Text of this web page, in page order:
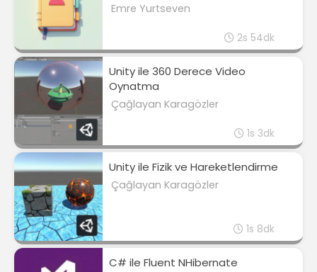
Emre Yurtseven
2s 54dk
Unity ile 360 Derece Video
Oynatma
Çağlayan Karagözler
1s 3dk
Unity ile Fizik ve Hareketlendirme
Çağlayan Karagözler
1s 8dk
C# ile Fluent NHibernate